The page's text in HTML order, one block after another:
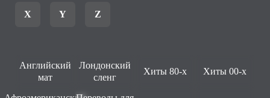
X Y Z
Английский
мат
Лондонский
сленг
Хиты 80-х Хиты 00-х